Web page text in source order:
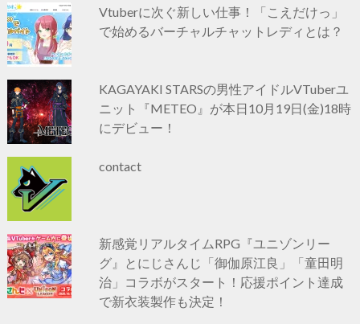
Vtuberに次ぐ新しい仕事！「こえだけっ」
で始めるバーチャルチャットレディとは？
KAGAYAKI STARSの男性アイドルVTuberユ
ニット『METEO』が本日10月19日(金)18時
にデビュー！
contact
新感覚リアルタイムRPG『ユニゾンリー
グ』とにじさんじ「御伽原江良」「童田明
治」コラボがスタート！応援ポイント達成
で新衣装製作も決定！